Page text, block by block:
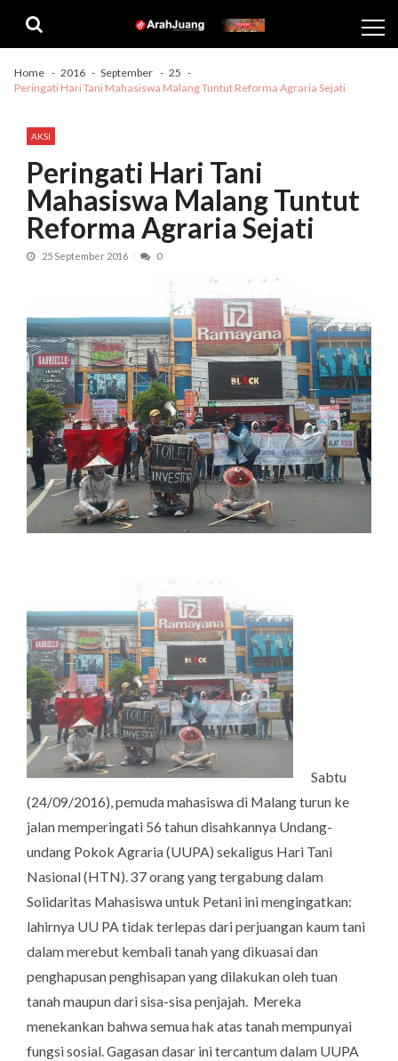
navigation
content
Home 2016 September
25
Peringati Hari Tani Mahasiswa Malang Tuntut Reforma Agraria Sejati
AKSI
Peringati Hari Tani
Mahasiswa Malang Tuntut
Reforma Agraria Sejati
25 September 2016 0
Sabtu
(24/09/2016), pemuda mahasiswa di Malang turun ke
jalan memperingati 56 tahun disahkannya Undang-
undang Pokok Agraria (UUPA) sekaligus Hari Tani
Nasional (HTN). 37 orang yang tergabung dalam
Solidaritas Mahasiswa untuk Petani ini mengingatkan:
lahirnya UU PA tidak terlepas dari perjuangan kaum tani
dalam merebut kembali tanah yang dikuasai dan
penghapusan penghisapan yang dilakukan oleh tuan
tanah maupun dari sisa-sisa penjajah. Mereka
menekankan bahwa semua hak atas tanah mempunyai
fungsi sosial. Gagasan dasar ini tercantum dalam UUPA